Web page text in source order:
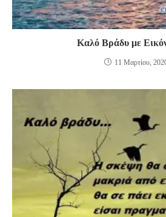
Καλό Βράδυ με
11 Μαρτίου,